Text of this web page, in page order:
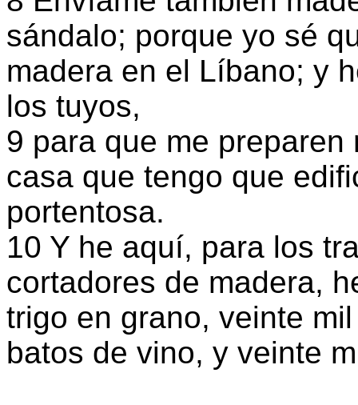
sándalo; porque yo sé
madera en el Líbano; y
los tuyos,
9 para que me
casa que tengo que
portentosa.
10 Y he aquí, para los
cortadores de madera,
trigo en grano, veinte
batos de vino, y veinte